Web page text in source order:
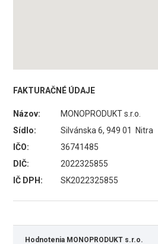
FAKTURAČNÉ ÚDAJE
Názov:
MONOPRODUKT s.r.o.
Sídlo:
Silvánska 6, 949 01 Nitra
IČO:
36741485
DIČ:
2022325855
IČ DPH:
SK2022325855
Hodnotenia MONOPRODUKT s.r.o.